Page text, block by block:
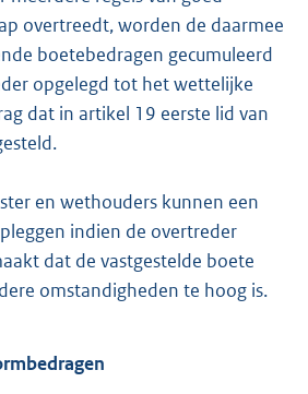
overtreedt, worden de daarmee
boetebedragen gecumuleerd
opgelegd tot het wettelijke
dat in artikel 19 eerste lid van
en wethouders kunnen een
indien de overtreder
dat de vastgestelde boete
omstandigheden te hoog is.